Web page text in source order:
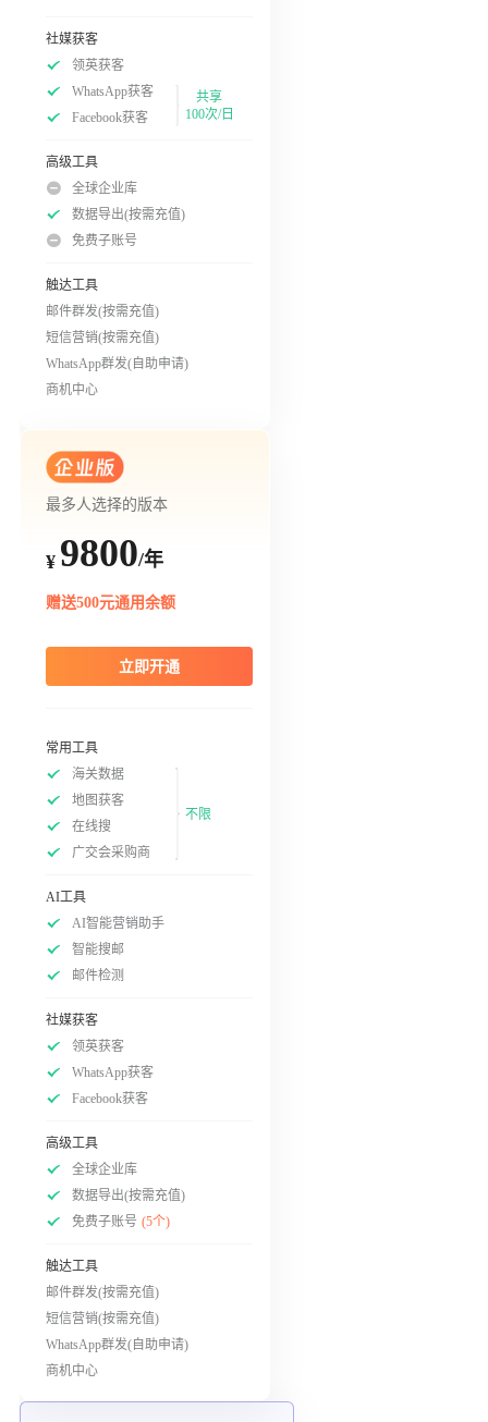
社媒获客
领英获客
WhatsApp获客
Facebook获客
共享
100次/日
高级工具
全球企业库
数据导出(按需充值)
免费子账号
触达工具
邮件群发(按需充值)
短信营销(按需充值)
WhatsApp群发(自助申请)
商机中心
最多人选择的版本
¥ 9800/年
赠送500元通用余额
立即开通
常用工具
海关数据
地图获客
在线搜
广交会采购商
不限
AI工具
AI智能营销助手
智能搜邮
邮件检测
社媒获客
领英获客
WhatsApp获客
Facebook获客
高级工具
全球企业库
数据导出(按需充值)
免费子账号 (5个)
触达工具
邮件群发(按需充值)
短信营销(按需充值)
WhatsApp群发(自助申请)
商机中心